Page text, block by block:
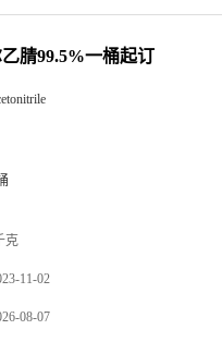
腈99.5%一桶起订
克
11-02
08-07